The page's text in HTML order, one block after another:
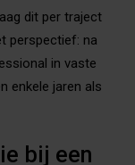
dit per traject
perspectief: na
in vaste
enkele jaren als
bij een